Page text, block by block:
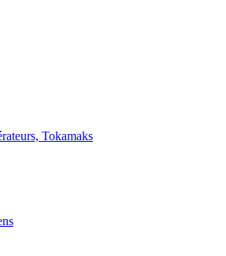
Tokamaks